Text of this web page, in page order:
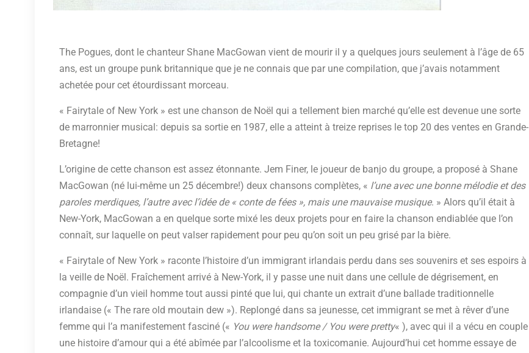
The Pogues, dont le chanteur Shane MacGowan vient de mourir il y a quelques jours seulement à l’âge de 65
ans, est un groupe punk britannique que je ne connais que par une compilation, que j’avais notamment
achetée pour cet étourdissant morceau.
« Fairytale of New York » est une chanson de Noël qui a tellement bien marché qu’elle est devenue une sorte
de marronnier musical: depuis sa sortie en 1987, elle a atteint à treize reprises le top 20 des ventes en Grande-
Bretagne!
L’origine de cette chanson est assez étonnante. Jem Finer, le joueur de banjo du groupe, a proposé à Shane
MacGowan (né lui-même un 25 décembre!) deux chansons complètes, « l’une avec une bonne mélodie et des
paroles merdiques, l’autre avec l’idée de « conte de fées », mais une mauvaise musique. » Alors qu’il était à
New-York, MacGowan a en quelque sorte mixé les deux projets pour en faire la chanson endiablée que l’on
connaît, sur laquelle on peut valser rapidement pour peu qu’on soit un peu grisé par la bière.
« Fairytale of New York » raconte l’histoire d’un immigrant irlandais perdu dans ses souvenirs et ses espoirs à
la veille de Noël. Fraîchement arrivé à New-York, il y passe une nuit dans une cellule de dégrisement, en
compagnie d’un vieil homme tout aussi pinté que lui, qui chante un extrait d’une ballade traditionnelle
irlandaise (« The rare old moutain dew »). Replongé dans sa jeunesse, cet immigrant se met à rêver d’une
femme qui l’a manifestement fasciné (« You were handsome / You were pretty« ), avec qui il a vécu en couple
une histoire d’amour qui a été abîmée par l’alcoolisme et la toxicomanie. Aujourd’hui cet homme essaye de